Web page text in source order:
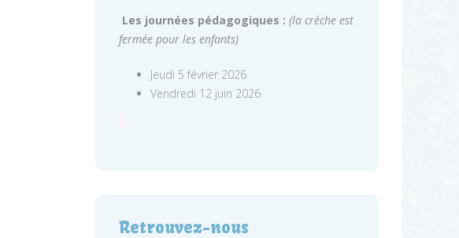
Les journées pédagogiques : (la crèche est
fermée pour les enfants)
Jeudi 5 février 2026
Vendredi 12 juin 2026
Retrouvez-nous